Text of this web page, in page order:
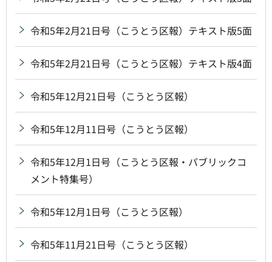
令和5年2月21日号（こうとう区報）テキスト版5面
令和5年2月21日号（こうとう区報）テキスト版4面
令和5年12月21日号（こうとう区報）
令和5年12月11日号（こうとう区報）
令和5年12月1日号（こうとう区報・パブリックコ
メント特集号）
令和5年12月1日号（こうとう区報）
令和5年11月21日号（こうとう区報）